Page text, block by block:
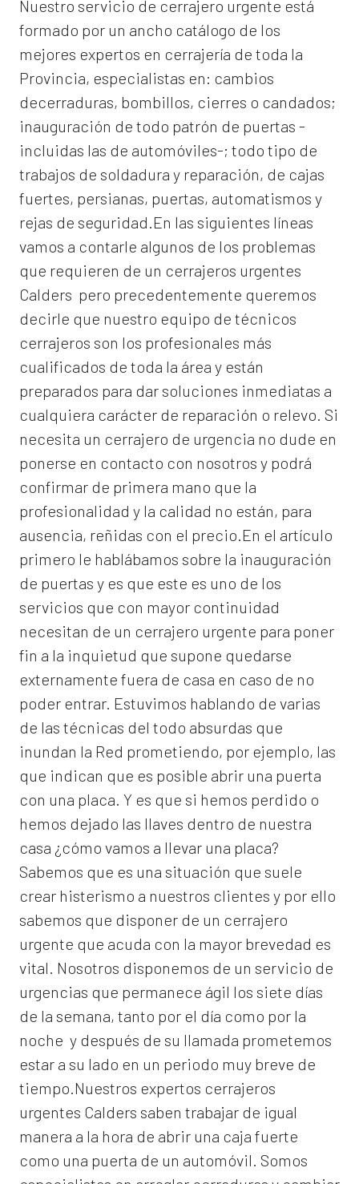
Nuestro servicio de cerrajero urgente está
formado por un ancho catálogo de los
mejores expertos en cerrajería de toda la
Provincia, especialistas en: cambios
decerraduras, bombillos, cierres o candados;
inauguración de todo patrón de puertas -
incluidas las de automóviles-; todo tipo de
trabajos de soldadura y reparación, de cajas
fuertes, persianas, puertas, automatismos y
rejas de seguridad.En las siguientes líneas
vamos a contarle algunos de los problemas
que requieren de un cerrajeros urgentes
Calders pero precedentemente queremos
decirle que nuestro equipo de técnicos
cerrajeros son los profesionales más
cualificados de toda la área y están
preparados para dar soluciones inmediatas a
cualquiera carácter de reparación o relevo. Si
necesita un cerrajero de urgencia no dude en
ponerse en contacto con nosotros y podrá
confirmar de primera mano que la
profesionalidad y la calidad no están, para
ausencia, reñidas con el precio.En el artículo
primero le hablábamos sobre la inauguración
de puertas y es que este es uno de los
servicios que con mayor continuidad
necesitan de un cerrajero urgente para poner
fin a la inquietud que supone quedarse
externamente fuera de casa en caso de no
poder entrar. Estuvimos hablando de varias
de las técnicas del todo absurdas que
inundan la Red prometiendo, por ejemplo, las
que indican que es posible abrir una puerta
con una placa. Y es que si hemos perdido o
hemos dejado las llaves dentro de nuestra
casa ¿cómo vamos a llevar una placa?
Sabemos que es una situación que suele
crear histerismo a nuestros clientes y por ello
sabemos que disponer de un cerrajero
urgente que acuda con la mayor brevedad es
vital. Nosotros disponemos de un servicio de
urgencias que permanece ágil los siete días
de la semana, tanto por el día como por la
noche y después de su llamada prometemos
estar a su lado en un periodo muy breve de
tiempo.Nuestros expertos cerrajeros
urgentes Calders saben trabajar de igual
manera a la hora de abrir una caja fuerte
como una puerta de un automóvil. Somos